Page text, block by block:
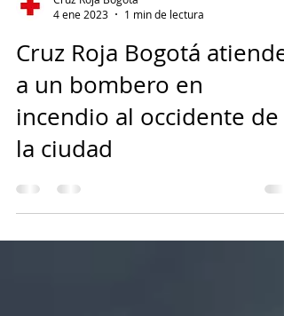
4 ene 2023
1 min de lectura
Cruz Roja Bogotá atiende
a un bombero en
incendio al occidente de
la ciudad